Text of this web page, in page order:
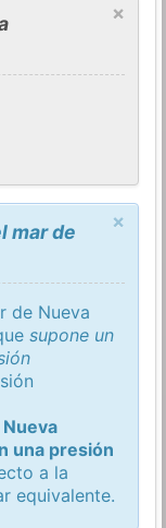
×
×
mar de
de Nueva
supone un
una presión
a la
equivalente.